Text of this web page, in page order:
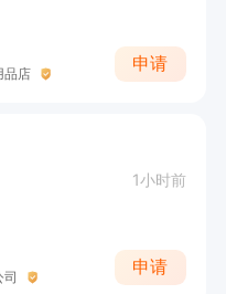
and hous
with regulations
品店
申请
1小时前
申请